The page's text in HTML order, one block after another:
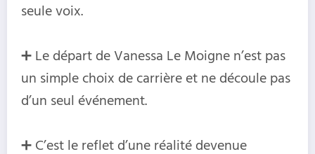
seule voix.
➕ Le départ de Vanessa Le Moigne n’est pas
un simple choix de carrière et ne découle pas
d’un seul événement.
➕ C’est le reflet d’une réalité devenue